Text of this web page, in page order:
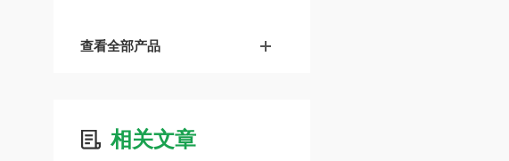
查看全部产品
相关文章